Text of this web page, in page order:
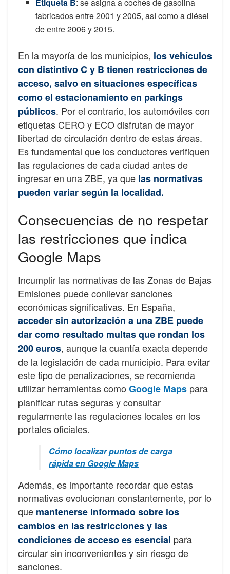
fabricados entre 2001 y 2005, así como a diésel
de entre 2006 y 2015.
En la mayoría de los municipios, los vehículos
con distintivo C y B tienen restricciones de
acceso, salvo en situaciones específicas
como el estacionamiento en parkings
públicos. Por el contrario, los automóviles con
etiquetas CERO y ECO disfrutan de mayor
libertad de circulación dentro de estas áreas.
Es fundamental que los conductores verifiquen
las regulaciones de cada ciudad antes de
ingresar en una ZBE, ya que las normativas
pueden variar según la localidad.
Consecuencias de no respetar
las restricciones que indica
Google Maps
Incumplir las normativas de las Zonas de Bajas
Emisiones puede conllevar sanciones
económicas significativas. En España,
acceder sin autorización a una ZBE puede
dar como resultado multas que rondan los
200 euros, aunque la cuantía exacta depende
de la legislación de cada municipio. Para evitar
este tipo de penalizaciones, se recomienda
utilizar herramientas como Google Maps para
planificar rutas seguras y consultar
regularmente las regulaciones locales en los
portales oficiales.
Cómo localizar puntos de carga
rápida en Google Maps
Además, es importante recordar que estas
normativas evolucionan constantemente, por lo
que mantenerse informado sobre los
cambios en las restricciones y las
condiciones de acceso es esencial para
circular sin inconvenientes y sin riesgo de
sanciones.